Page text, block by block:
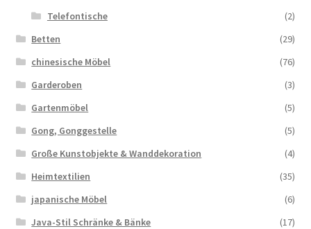
Telefontische
(2)
Betten
(29)
chinesische Möbel
(76)
Garderoben
(3)
Gartenmöbel
(5)
Gong, Gonggestelle
(5)
Große Kunstobjekte & Wanddekoration
(4)
Heimtextilien
(35)
japanische Möbel
(6)
Java-Stil Schränke & Bänke
(17)